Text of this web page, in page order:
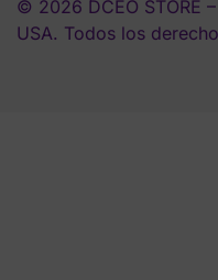
© 2026 DCEO STORE
USA. Todos los